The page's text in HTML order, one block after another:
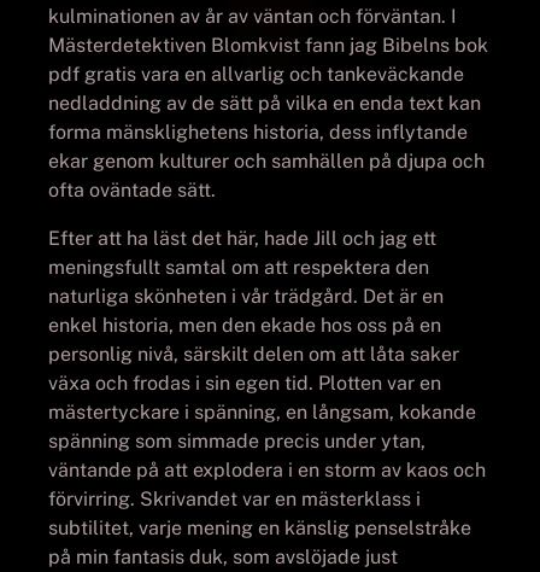
kulminationen av år av väntan och förväntan. I
Mästerdetektiven Blomkvist fann jag Bibelns bok
pdf gratis vara en allvarlig och tankeväckande
nedladdning av de sätt på vilka en enda text kan
forma mänsklighetens historia, dess inflytande
ekar genom kulturer och samhällen på djupa och
ofta oväntade sätt.
Efter att ha läst det här, hade Jill och jag ett
meningsfullt samtal om att respektera den
naturliga skönheten i vår trädgård. Det är en
enkel historia, men den ekade hos oss på en
personlig nivå, särskilt delen om att låta saker
växa och frodas i sin egen tid. Plotten var en
mästertyckare i spänning, en långsam, kokande
spänning som simmade precis under ytan,
väntande på att explodera i en storm av kaos och
förvirring. Skrivandet var en mästerklass i
subtilitet, varje mening en känslig penselstråke
på min fantasis duk, som avslöjade just